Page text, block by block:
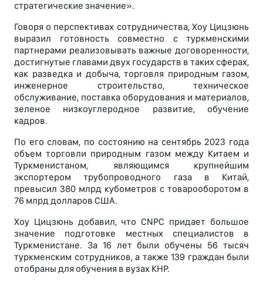
стратегические значение».
Говоря о перспективах сотрудничества, Хоу Цицзюнь
выразил готовность совместно с туркменскими
партнерами реализовывать важные договоренности,
достигнутые главами двух государств в таких сферах,
как разведка и добыча, торговля природным газом,
инженерное строительство, техническое
обслуживание, поставка оборудования и материалов,
зеленое низкоуглеродное развитие, обучение
кадров.
По его словам, по состоянию на сентябрь 2023 года
объем торговли природным газом между Китаем и
Туркменистаном, являющимся крупнейшим
экспортером трубопроводного газа в Китай,
превысил 380 млрд кубометров с товарооборотом в
76 млрд долларов США.
Хоу Цицзюнь добавил, что CNPC придает большое
значение подготовке местных специалистов в
Туркменистане. За 16 лет были обучены 56 тысяч
туркменским сотрудников, а также 139 граждан были
отобраны для обучения в вузах КНР.